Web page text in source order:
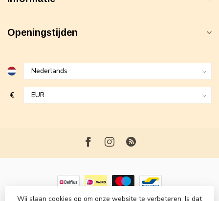
Openingstijden
€
Wij slaan cookies op om onze website te verbeteren. Is dat